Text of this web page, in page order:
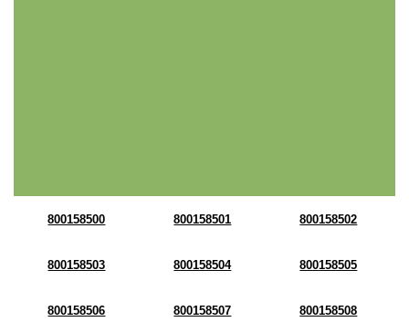
800158500 800158501 800158502
800158503 800158504 800158505
800158506 800158507 800158508